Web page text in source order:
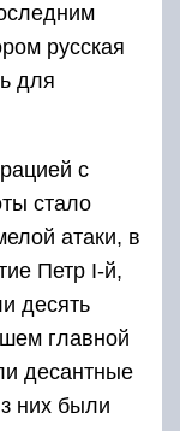
русская
для
с
стало
атаки, в
Петр I-й,
десять
главной
десантные
них были